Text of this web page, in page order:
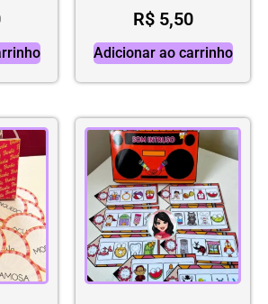
R$5,50
Adicionar ao carrinho